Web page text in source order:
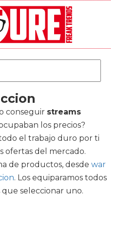
conseguir streams
los precios?
el trabajo duro por ti
ofertas del mercado.
de productos, desde war
. Los equiparamos todos
seleccionar uno.